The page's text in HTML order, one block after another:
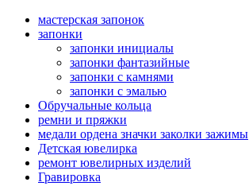
мастерская запонок
запонки
запонки инициалы
запонки фантазийные
запонки с камнями
запонки с эмалью
Обручальные кольца
ремни и пряжки
медали ордена значки заколки зажимы
Детская ювелирка
ремонт ювелирных изделий
Гравировка